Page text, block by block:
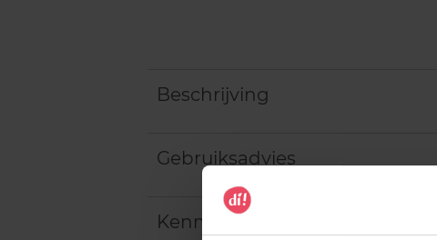
Beschrijving
Gebruiksadvies
Kenmerken